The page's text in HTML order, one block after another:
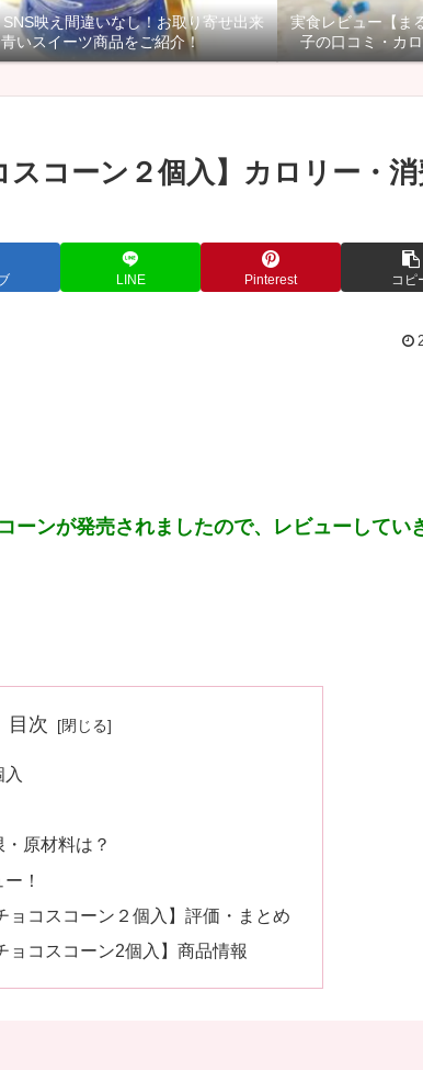
映え間違いなし！お取り寄せ出来
いスイーツ商品をご紹介！
実食レビュー【ま
子の口コミ・カ
コーン２個入】カロリー・消
LINE Pinterest コピ
ーンが発売されましたので、レビューしてい
目次
原材料は？
！
ョコスコーン２個入】評価・まとめ
ョコスコーン2個入】商品情報